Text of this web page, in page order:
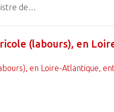
de…
(labours), en